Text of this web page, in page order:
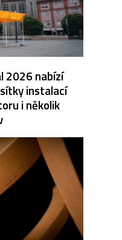
2026 nabízí
instalací
i několik